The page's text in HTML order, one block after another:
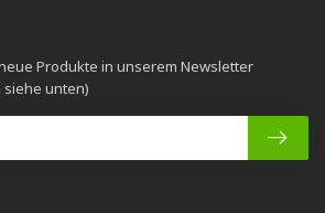
Produkte in unserem Newsletter
unten)